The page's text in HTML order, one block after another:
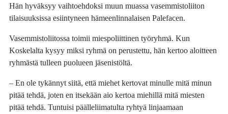
Hän hyväksyy vaihtoehdoksi muun muassa vasemmistoliiton
tilaisuuksissa esiintyneen hämeenlinnalaisen Palefacen.
Vasemmistoliitossa toimii miespoliittinen työryhmä. Kun
Koskelalta kysyy miksi ryhmä on perustettu, hän kertoo aloitteen
ryhmästä tulleen puolueen jäsenistöltä.
– En ole tykännyt siitä, että miehet kertovat minulle mitä minun
pitää tehdä, joten en itsekään aio kertoa miehillä mitä miesten
pitää tehdä. Tuntuisi päälleliimatulta ryhtyä linjaamaan